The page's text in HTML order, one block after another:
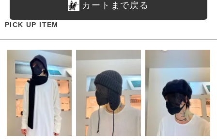
カートまで戻る
PICK UP ITEM